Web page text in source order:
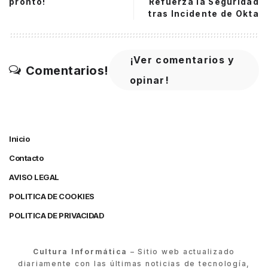
tras Incidente de Okta
Comentarios!
¡Ver comentarios y
opinar!
Inicio
Contacto
AVISO LEGAL
POLITICA DE COOKIES
POLITICA DE PRIVACIDAD
Cultura Informática – Sitio web actualizado
diariamente con las últimas noticias de tecnología,